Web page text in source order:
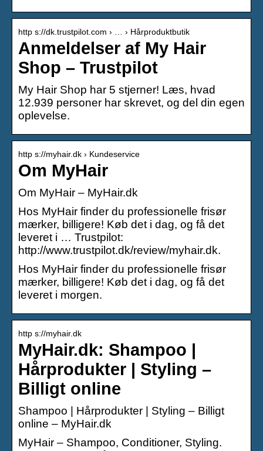
http s://dk.trustpilot.com › … › Hårproduktbutik
Anmeldelser af My Hair
Shop – Trustpilot
My Hair Shop har 5 stjerner! Læs, hvad
12.939 personer har skrevet, og del din egen
oplevelse.
http s://myhair.dk › Kundeservice
Om MyHair
Om MyHair – MyHair.dk
Hos MyHair finder du professionelle frisør
mærker, billigere! Køb det i dag, og få det
leveret i … Trustpilot:
http://www.trustpilot.dk/review/myhair.dk.
Hos MyHair finder du professionelle frisør
mærker, billigere! Køb det i dag, og få det
leveret i morgen.
http s://myhair.dk
MyHair.dk: Shampoo |
Hårprodukter | Styling –
Billigt online
Shampoo | Hårprodukter | Styling – Billigt
online – MyHair.dk
MyHair – Shampoo, Conditioner, Styling.